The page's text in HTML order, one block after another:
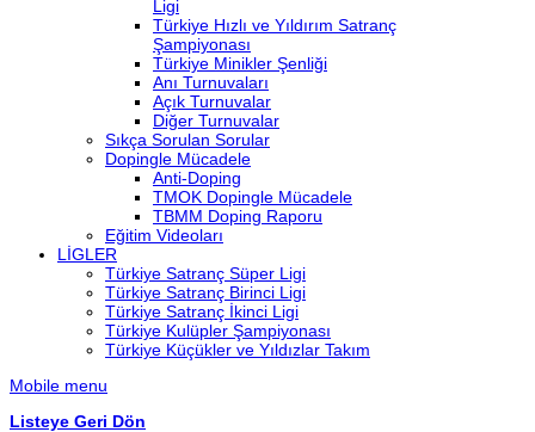
Ligi
Türkiye Hızlı ve Yıldırım Satranç
Şampiyonası
Türkiye Minikler Şenliği
Anı Turnuvaları
Açık Turnuvalar
Diğer Turnuvalar
Sıkça Sorulan Sorular
Dopingle Mücadele
Anti-Doping
TMOK Dopingle Mücadele
TBMM Doping Raporu
Eğitim Videoları
LİGLER
Türkiye Satranç Süper Ligi
Türkiye Satranç Birinci Ligi
Türkiye Satranç İkinci Ligi
Türkiye Kulüpler Şampiyonası
Türkiye Küçükler ve Yıldızlar Takım
Mobile menu
Listeye Geri Dön